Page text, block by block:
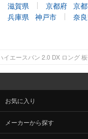
滋賀県
京都府 京
兵庫県 神戸市 奈
イエースバン 2.0 DX ロング
お気に入り
メーカーから探す